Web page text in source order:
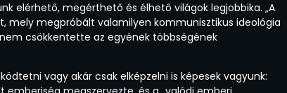
elérhető, megérthető és élhető világok legjobbika. „A
mely megpróbált valamilyen kommunisztikus ideológia
csökkentette az egyének többségének
vagy akár csak elképzelni is képesek vagyunk: